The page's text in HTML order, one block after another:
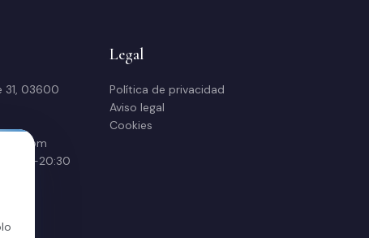
31, 03600
16:30-20:30
Legal
Política de privacidad
Aviso legal
Cookies